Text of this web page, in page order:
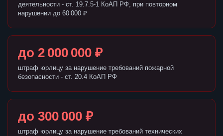
деятельности - ст. 19.7.5-1 КоАП РФ, при повторном
нарушении до 60 000 ₽
до 2 000 000 ₽
штраф юрлицу за нарушение требований пожарной
безопасности - ст. 20.4 КоАП РФ
до 300 000 ₽
штраф юрлицу за нарушение требований технических